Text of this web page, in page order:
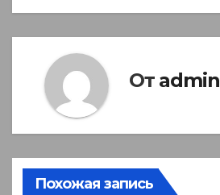
От admin
Похожая запись